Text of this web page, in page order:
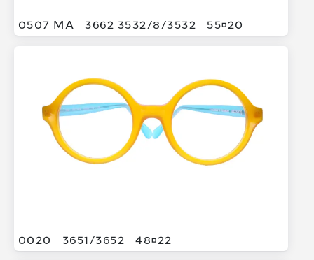
0507 MA 3662 3532/8/3532 5520
0020 3651/3652 4822